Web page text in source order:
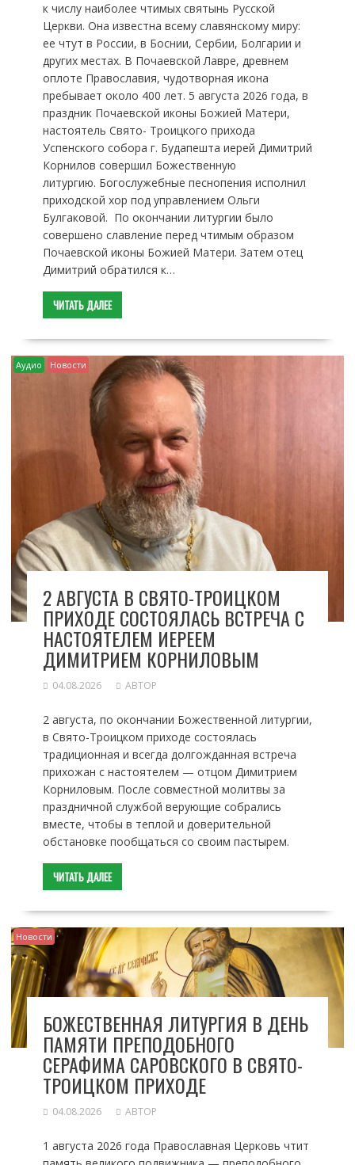
к числу наиболее чтимых святынь Русской
Церкви. Она известна всему славянскому миру:
ее чтут в России, в Боснии, Сербии, Болгарии и
других местах. В Почаевской Лавре, древнем
оплоте Православия, чудотворная икона
пребывает около 400 лет. 5 августа 2026 года, в
праздник Почаевской иконы Божией Матери,
настоятель Свято- Троицкого прихода
Успенского собора г. Будапешта иерей Димитрий
Корнилов совершил Божественную
литургию. Богослужебные песнопения исполнил
приходской хор под управлением Ольги
Булгаковой. По окончании литургии было
совершено славление перед чтимым образом
Почаевской иконы Божией Матери. Затем отец
Димитрий обратился к…
ЧИТАТЬ ДАЛЕЕ
Аудио Новости
2 АВГУСТА В СВЯТО-ТРОИЦКОМ
ПРИХОДЕ СОСТОЯЛАСЬ ВСТРЕЧА С
НАСТОЯТЕЛЕМ ИЕРЕЕМ
ДИМИТРИЕМ КОРНИЛОВЫМ
04.08.2026 АВТОР
2 августа, по окончании Божественной литургии,
в Свято-Троицком приходе состоялась
традиционная и всегда долгожданная встреча
прихожан с настоятелем — отцом Димитрием
Корниловым. После совместной молитвы за
праздничной службой верующие собрались
вместе, чтобы в теплой и доверительной
обстановке пообщаться со своим пастырем.
ЧИТАТЬ ДАЛЕЕ
Новости
БОЖЕСТВЕННАЯ ЛИТУРГИЯ В ДЕНЬ
ПАМЯТИ ПРЕПОДОБНОГО
СЕРАФИМА САРОВСКОГО В СВЯТО-
ТРОИЦКОМ ПРИХОДЕ
04.08.2026 АВТОР
1 августа 2026 года Православная Церковь чтит